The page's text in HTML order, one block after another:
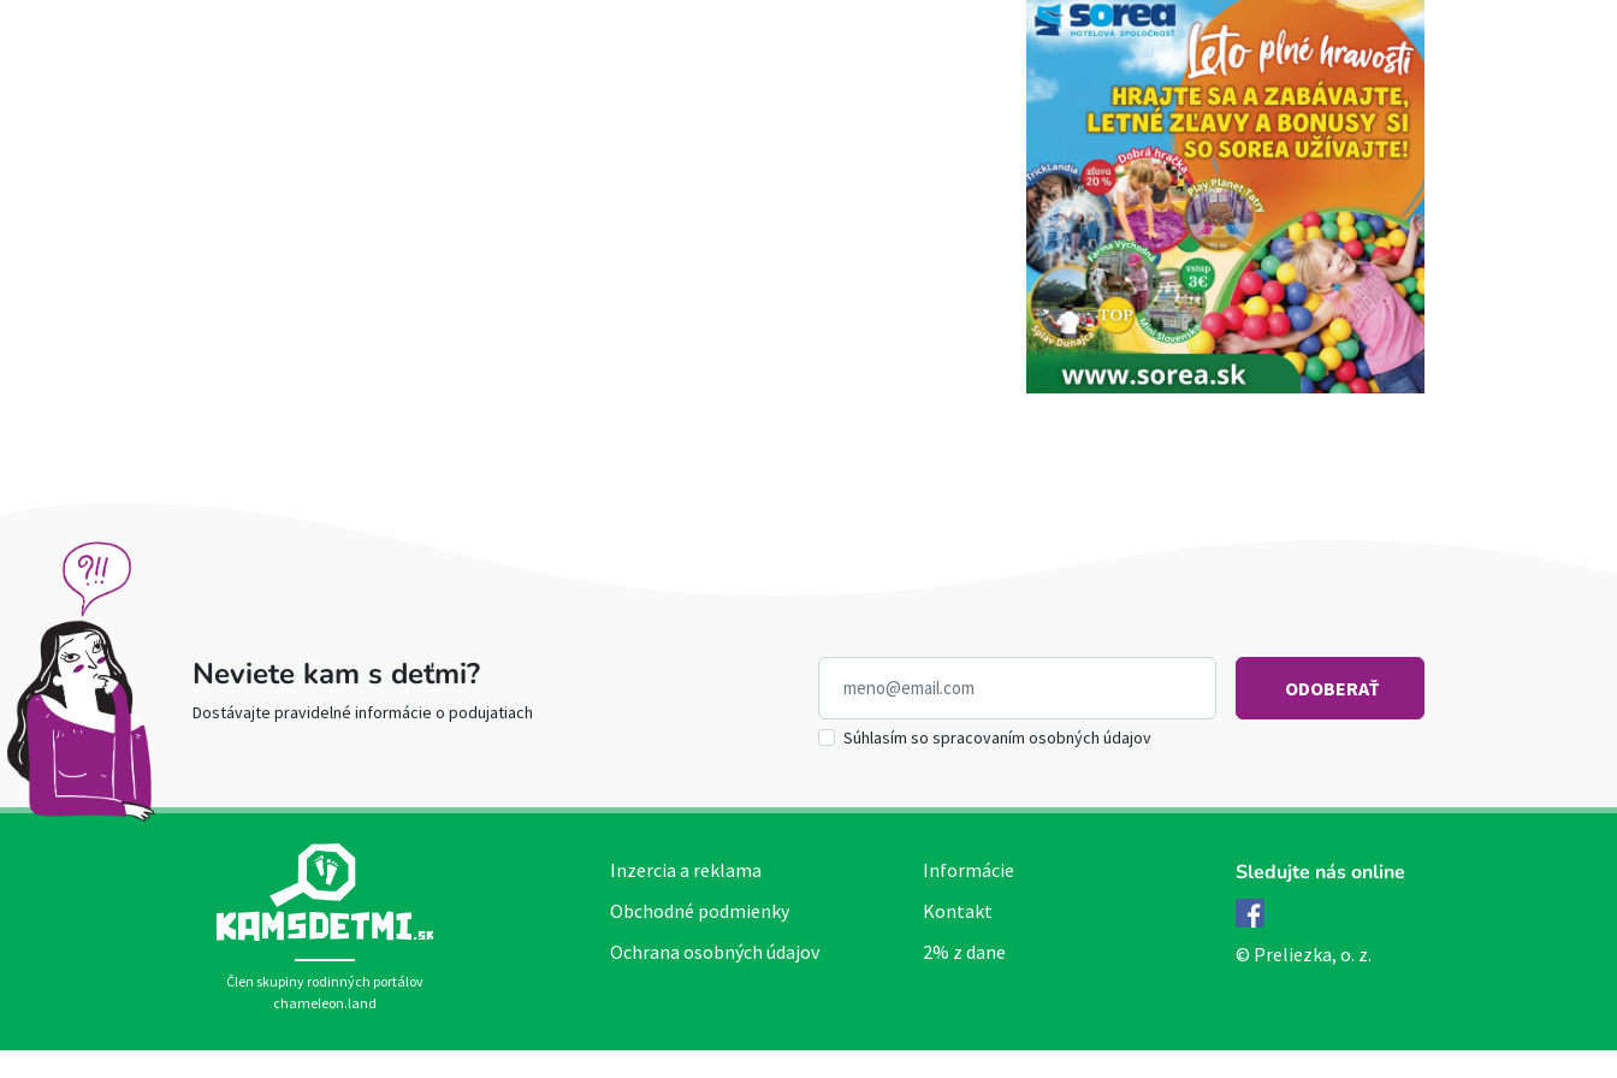
Neviete kam s deťmi?
Dostávajte pravidelné informácie o podujatiach
Súhlasím so spracovaním osobných údajov
Člen skupiny rodinných portálov
chameleon.land
Inzercia a reklama
Obchodné podmienky
Ochrana osobných údajov
Informácie
Kontakt
2% z dane
Sledujte nás online
© Preliezka, o. z.